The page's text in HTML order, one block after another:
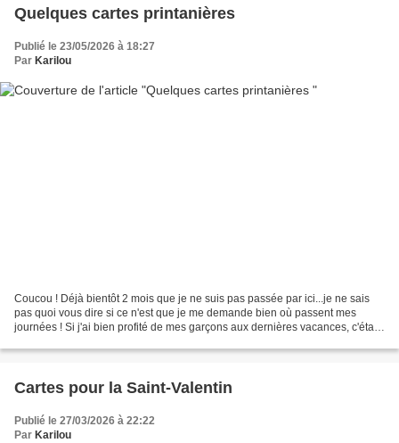
Quelques cartes printanières
Publié le 23/05/2026 à 18:27
Par Karilou
Coucou ! Déjà bientôt 2 mois que je ne suis pas passée par ici...je ne sais
pas quoi vous dire si ce n'est que je me demande bien où passent mes
journées ! Si j'ai bien profité de mes garçons aux dernières vacances, c'était
Cartes pour la Saint-Valentin
Publié le 27/03/2026 à 22:22
Par Karilou